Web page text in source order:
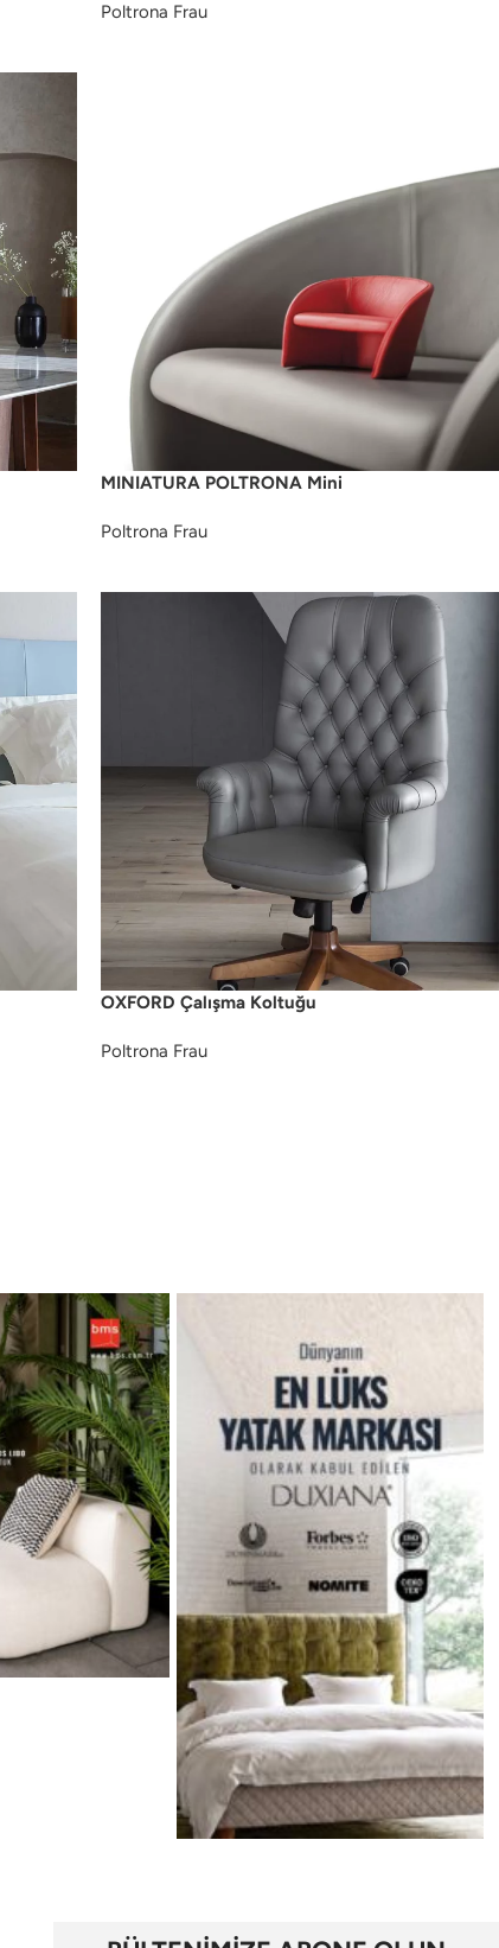
Poltrona Frau
MINIATURA POLTRONA Mini
Poltrona Frau
OXFORD Çalışma Koltuğu
Poltrona Frau